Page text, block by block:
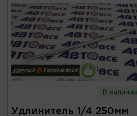
В наличии
Удлинитель 1/4 250мм